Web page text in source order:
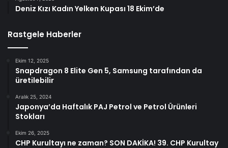
Deniz Kızı Kadın Yelken Kupası 18 Ekim’de
Rastgele Haberler
Ekim 12, 2025
Snapdragon 8 Elite Gen 5, Samsung tarafından da
üretilebilir
Aralık 25, 2024
Japonya’da Haftalık PAJ Petrol ve Petrol Ürünleri
Stokları
Ekim 26, 2025
CHP Kurultayı ne zaman? SON DAKİKA! 39. CHP Kurultay